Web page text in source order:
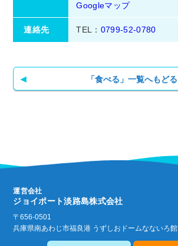
Googleマップ
連絡先 TEL： 0799-52-0780
「食べる」一覧へもどる
運営会社
ジョイポート淡路島株式会社
〒656-0501
兵庫県南あわじ市福良港 うずしおドームなないろ館